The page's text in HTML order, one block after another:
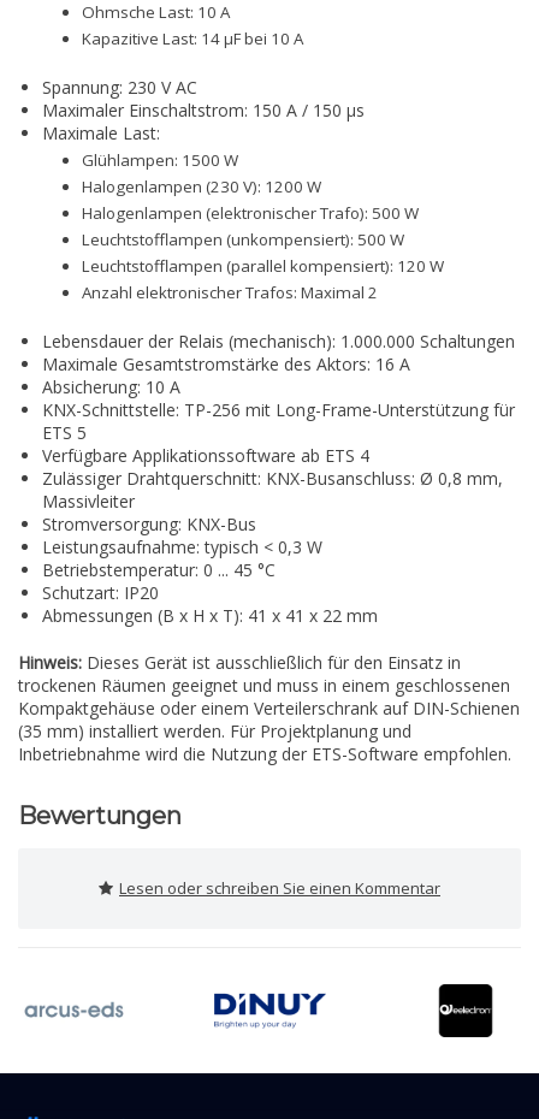
Ohmsche Last: 10 A
Kapazitive Last: 14 µF bei 10 A
Spannung: 230 V AC
Maximaler Einschaltstrom: 150 A / 150 µs
Maximale Last:
Glühlampen: 1500 W
Halogenlampen (230 V): 1200 W
Halogenlampen (elektronischer Trafo): 500 W
Leuchtstofflampen (unkompensiert): 500 W
Leuchtstofflampen (parallel kompensiert): 120 W
Anzahl elektronischer Trafos: Maximal 2
Lebensdauer der Relais (mechanisch): 1.000.000 Schaltungen
Maximale Gesamtstromstärke des Aktors: 16 A
Absicherung: 10 A
KNX-Schnittstelle: TP-256 mit Long-Frame-Unterstützung für
ETS 5
Verfügbare Applikationssoftware ab ETS 4
Zulässiger Drahtquerschnitt: KNX-Busanschluss: Ø 0,8 mm,
Massivleiter
Stromversorgung: KNX-Bus
Leistungsaufnahme: typisch < 0,3 W
Betriebstemperatur: 0 ... 45 °C
Schutzart: IP20
Abmessungen (B x H x T): 41 x 41 x 22 mm
Hinweis: Dieses Gerät ist ausschließlich für den Einsatz in
trockenen Räumen geeignet und muss in einem geschlossenen
Kompaktgehäuse oder einem Verteilerschrank auf DIN-Schienen
(35 mm) installiert werden. Für Projektplanung und
Inbetriebnahme wird die Nutzung der ETS-Software empfohlen.
Bewertungen
Lesen oder schreiben Sie einen Kommentar